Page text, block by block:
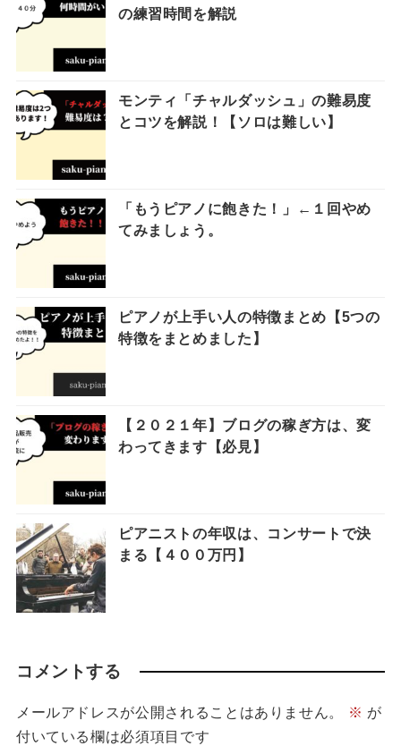
の練習時間を解説
モンティ「チャルダッシュ」の難易度
とコツを解説！【ソロは難しい】
「もうピアノに飽きた！」←１回やめ
てみましょう。
ピアノが上手い人の特徴まとめ【5つの
特徴をまとめました】
【２０２１年】ブログの稼ぎ方は、変
わってきます【必見】
ピアニストの年収は、コンサートで決
まる【４００万円】
コメントする
メールアドレスが公開されることはありません。 ※ が
付いている欄は必須項目です